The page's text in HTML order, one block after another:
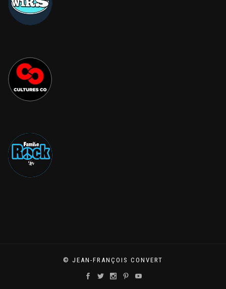
© JEAN-FRANÇOIS CONVERT